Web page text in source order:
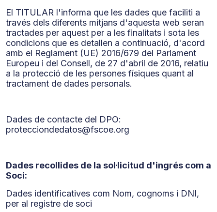
El TITULAR l'informa que les dades que faciliti a
través dels diferents mitjans d'aquesta web seran
tractades per aquest per a les finalitats i sota les
condicions que es detallen a continuació, d'acord
amb el Reglament (UE) 2016/679 del Parlament
Europeu i del Consell, de 27 d'abril de 2016, relatiu
a la protecció de les persones físiques quant al
tractament de dades personals.
Dades de contacte del DPO:
protecciondedatos@fscoe.org
Dades recollides de la sol·licitud d'ingrés com a
Soci:
Dades identificatives com Nom, cognoms i DNI,
per al registre de soci